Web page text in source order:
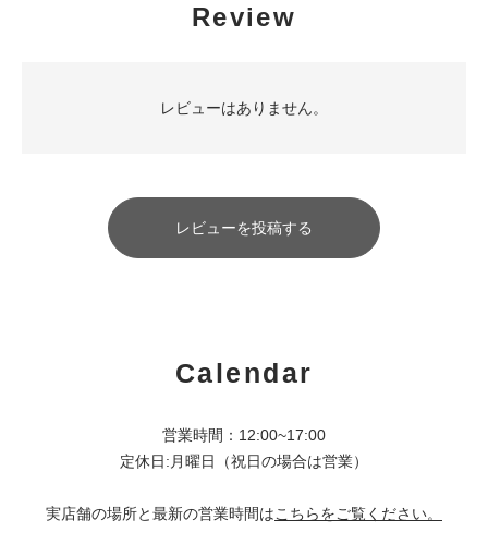
Review
レビューはありません。
レビューを投稿する
Calendar
営業時間：12:00~17:00
定休日:月曜日（祝日の場合は営業）
実店舗の場所と最新の営業時間はこちらをご覧ください。